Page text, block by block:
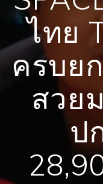
ไทย
ครบย
สวย
ป